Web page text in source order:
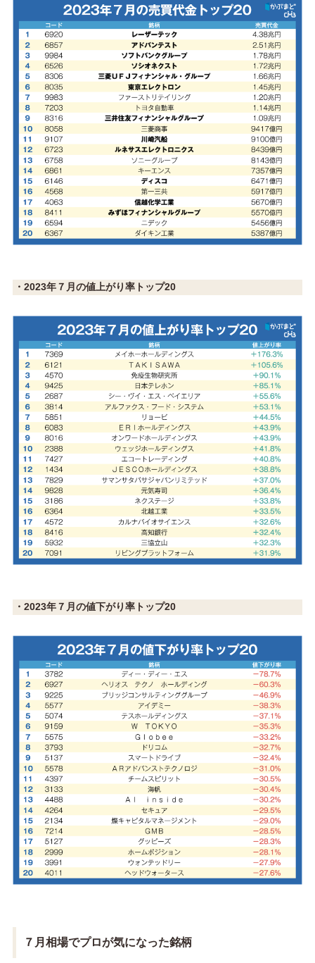
・2023年７月の値上がり率トップ20
・2023年７月の値下がり率トップ20
７月相場でプロが気になった銘柄